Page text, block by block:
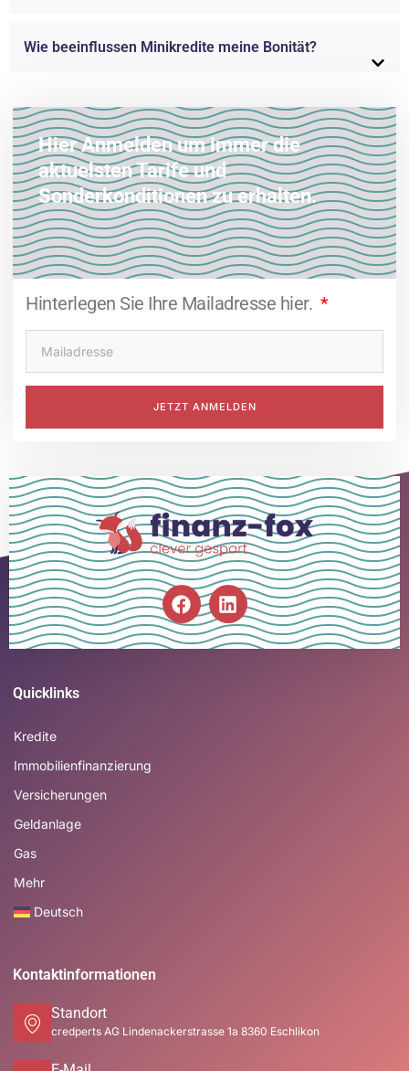
Wie beeinflussen Minikredite meine Bonität?
Hier Anmelden um immer die
aktuelsten Tarife und
Sonderkonditionen zu erhalten.
Hinterlegen Sie Ihre Mailadresse hier.
JETZT ANMELDEN
Quicklinks
Kredite
Immobilienfinanzierung
Versicherungen
Geldanlage
Gas
Mehr
Deutsch
Kontaktinformationen
Standort
credperts AG Lindenackerstrasse 1a 8360 Eschlikon